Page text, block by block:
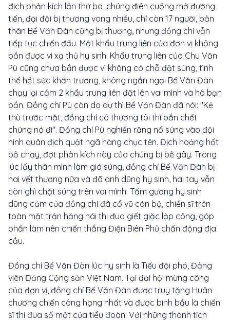
địch phản kích lần thứ ba, chúng điên cuồng mở đường
tiến, đại đội bị thương vong nhiều, chỉ còn 17 người, bản
thân Bế Văn Đàn cũng bị thương, nhưng đồng chí vẫn
tiếp tục chiến đấu. Một khẩu trung liên của đơn vị không
bắn được vì xạ thủ hy sinh. Khẩu trung liên của Chu Văn
Pù cũng chưa bắn được vì không có chỗ đặt súng, tình
thế hết sức khẩn trương, không ngần ngại Bế Văn Đàn
chạy lại cầm 2 khẩu trung liên đặt lên vai mình và hô bạn
bắn. Đồng chí Pù còn do dự thì Bế Văn Đàn đã nói: ''Kẻ
thù trước mặt, đồng chí có thương tôi thì bắn chết
chúng nó đi''. Đồng chí Pù nghiến răng nổ súng vào đội
hình quân địch quật ngã hàng chục tên. Địch hoảng hốt
bỏ chạy, đợt phản kích này của chúng bị bẻ gãy. Trong
lúc lấy thân mình làm giá súng, đồng chí Bế Văn Đàn bị
hai vết thương nữa và đã anh dũng hy sinh, hai tay vẫn
còn ghì chặt súng trên vai mình. Tấm gương hy sinh
dũng cảm của đồng chí đã cổ vũ cán bộ, chiến sĩ trên
toàn mặt trận hăng hái thi đua giết giặc lập công, góp
phần làm nên chiến thắng Điện Biên Phủ chấn động địa
cầu.
Đồng chí Bế Văn Đàn lúc hy sinh là Tiểu đội phó, Đảng
viên Đảng Cộng sản Việt Nam. Tại đại hội mừng công
của đơn vị, đồng chí Bế Văn Đàn được truy tặng Huân
chương chiến công hạng nhất và được bình bầu là chiến
sĩ thi đua số một của tiểu đoàn. Với những thành tích